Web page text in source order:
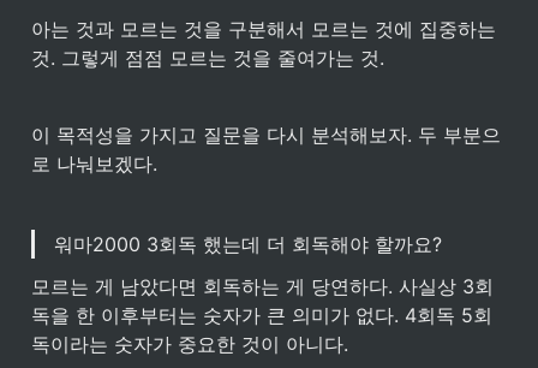
아는 것과 모르는 것을 구분해서 모르는 것에 집중하는
것. 그렇게 점점 모르는 것을 줄여가는 것.
이 목적성을 가지고 질문을 다시 분석해보자. 두 부분으
로 나눠보겠다.
워마2000 3회독 했는데 더 회독해야 할까요?
모르는 게 남았다면 회독하는 게 당연하다. 사실상 3회
독을 한 이후부터는 숫자가 큰 의미가 없다. 4회독 5회
독이라는 숫자가 중요한 것이 아니다.